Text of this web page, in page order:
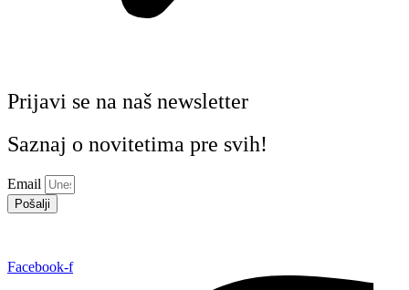
Prijavi se na naš newsletter
Saznaj o novitetima pre svih!
Email
Pošalji
Facebook-f